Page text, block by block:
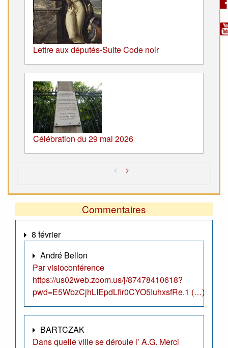
Lettre aux députés-Suite Code noir
Célébration du 29 mai 2026
< >
Commentaires
8 février
André Bellon
Par visioconférence
https://us02web.zoom.us/j/87478410618?
pwd=E5WbzCjhLIEpdLfir0CYO5IuhxsfRe.1 (…)
BARTCZAK
Dans quelle ville se déroule l’ A.G. Merci